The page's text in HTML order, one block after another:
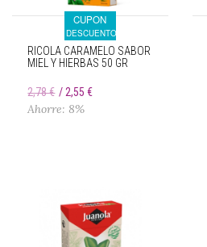
CUPON
DESCUENTO
RICOLA CARAMELO SABOR
MIEL Y HIERBAS 50 GR
2,78 € 2,55 €
Ahorre: 8%